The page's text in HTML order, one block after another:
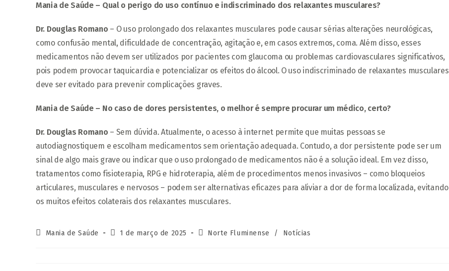
Mania de Saúde – Qual o perigo do uso contínuo e indiscriminado dos relaxantes musculares?
Dr. Douglas Romano – O uso prolongado dos relaxantes musculares pode causar sérias alterações neurológicas,
como confusão mental, dificuldade de concentração, agitação e, em casos extremos, coma. Além disso, esses
medicamentos não devem ser utilizados por pacientes com glaucoma ou problemas cardiovasculares significativos,
pois podem provocar taquicardia e potencializar os efeitos do álcool. O uso indiscriminado de relaxantes musculares
deve ser evitado para prevenir complicações graves.
Mania de Saúde – No caso de dores persistentes, o melhor é sempre procurar um médico, certo?
Dr. Douglas Romano – Sem dúvida. Atualmente, o acesso à internet permite que muitas pessoas se
autodiagnostiquem e escolham medicamentos sem orientação adequada. Contudo, a dor persistente pode ser um
sinal de algo mais grave ou indicar que o uso prolongado de medicamentos não é a solução ideal. Em vez disso,
tratamentos como fisioterapia, RPG e hidroterapia, além de procedimentos menos invasivos – como bloqueios
articulares, musculares e nervosos – podem ser alternativas eficazes para aliviar a dor de forma localizada, evitando
os muitos efeitos colaterais dos relaxantes musculares.
AutorMania de Saúde
Post1 de março de 2025
Categoria
Norte Fluminense / Notícias